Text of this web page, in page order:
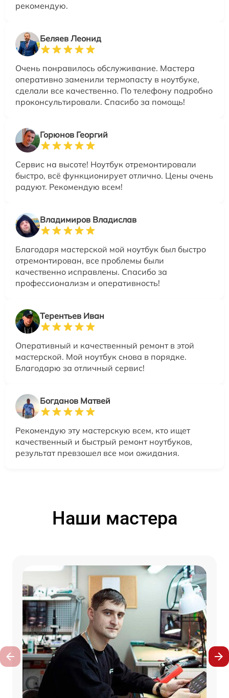
рекомендую.
Беляев Леонид
Очень понравилось обслуживание. Мастера
оперативно заменили термопасту в ноутбуке,
сделали все качественно. По телефону подробно
проконсультировали. Спасибо за помощь!
Горюнов Георгий
Сервис на высоте! Ноутбук отремонтировали
быстро, всё функционирует отлично. Цены очень
радуют. Рекомендую всем!
Владимиров Владислав
Благодаря мастерской мой ноутбук был быстро
отремонтирован, все проблемы были
качественно исправлены. Спасибо за
профессионализм и оперативность!
Терентьев Иван
Оперативный и качественный ремонт в этой
мастерской. Мой ноутбук снова в порядке.
Благодарю за отличный сервис!
Богданов Матвей
Рекомендую эту мастерскую всем, кто ищет
качественный и быстрый ремонт ноутбуков,
результат превзошел все мои ожидания.
Наши мастера